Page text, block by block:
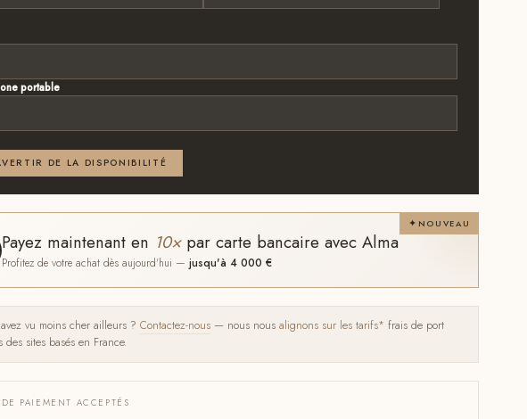
portable
DE LA DISPONIBILITÉ
NOUVEAU
Payez maintenant en 10×par carte bancaire avec Alma
Profitez de votre achat dès aujourd'hui — jusqu'à 4 000 €
vu moins cher ailleurs ? Contactez-nous — nous nous alignons sur les tarifs* frais de port
des sites basés en France.
PAIEMENT ACCEPTÉS